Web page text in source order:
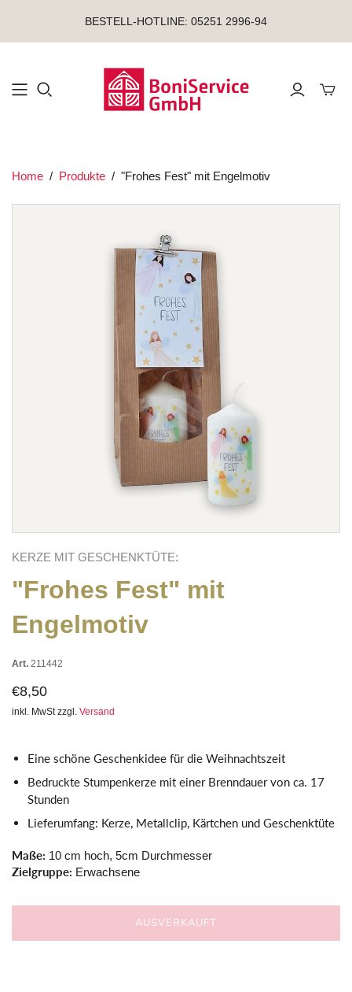
BESTELL-HOTLINE: 05251 2996-94
Mini-
Home / Produkte / "Frohes Fest" mit Engelmotiv
KERZE MIT GESCHENKTÜTE:
"Frohes Fest" mit
Engelmotiv
Art. 211442
€8,50
inkl. MwSt zzgl. Versand
Eine schöne Geschenkidee für die Weihnachtszeit
Bedruckte Stumpenkerze mit einer Brenndauer von ca. 17
Stunden
Lieferumfang: Kerze, Metallclip, Kärtchen und Geschenktüte
Maße: 10 cm hoch, 5cm Durchmesser
Zielgruppe: Erwachsene
AUSVERKAUFT